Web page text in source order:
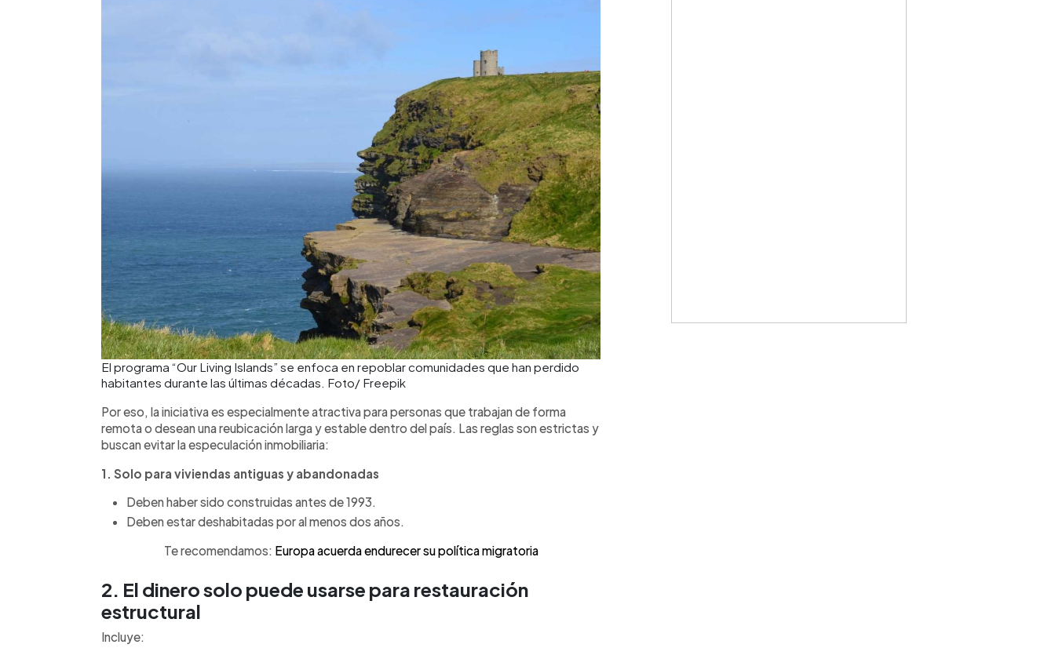
El programa “Our Living Islands” se enfoca en repoblar comunidades que han perdido
habitantes durante las últimas décadas. Foto/ Freepik
Por eso, la iniciativa es especialmente atractiva para personas que trabajan de forma
remota o desean una reubicación larga y estable dentro del país. Las reglas son estrictas y
buscan evitar la especulación inmobiliaria:
1. Solo para viviendas antiguas y abandonadas
Deben haber sido construidas antes de 1993.
Deben estar deshabitadas por al menos dos años.
Te recomendamos: Europa acuerda endurecer su política migratoria
2. El dinero solo puede usarse para restauración
estructural
Incluye: